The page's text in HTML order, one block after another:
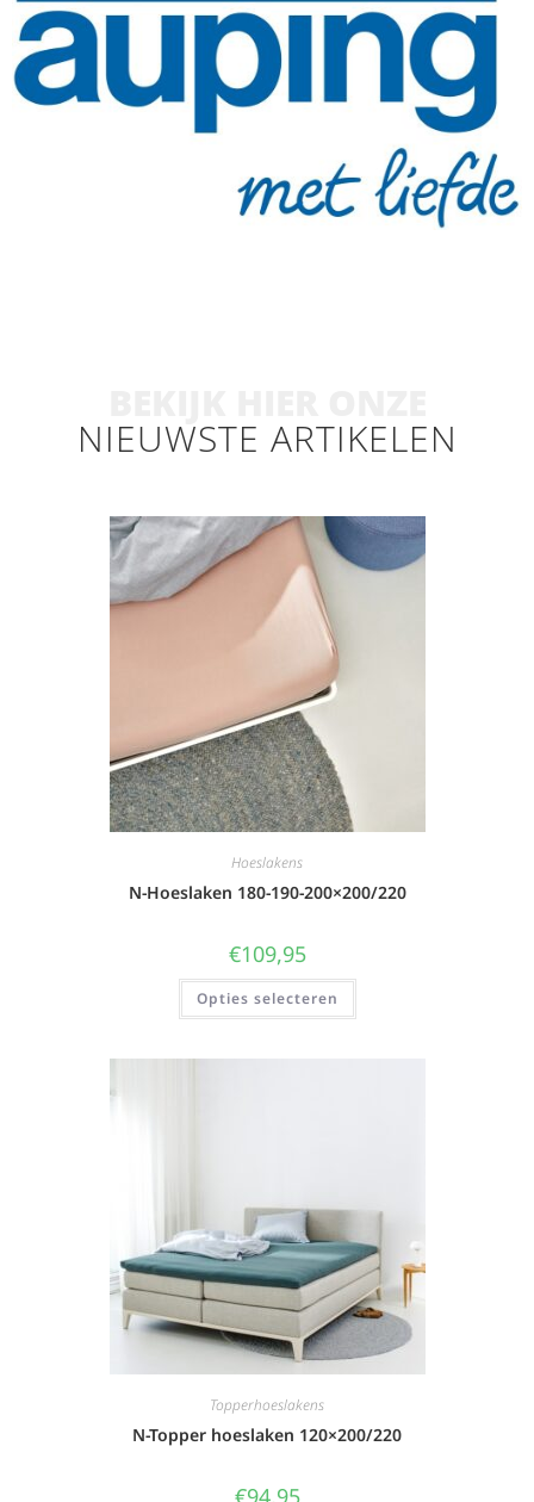
NIEUWSTE ARTIKELEN
Hoeslakens
N-Hoeslaken 180-190-200×200/220
€109,95
Opties selecteren
Topperhoeslakens
N-Topper hoeslaken 120×200/220
€94,95